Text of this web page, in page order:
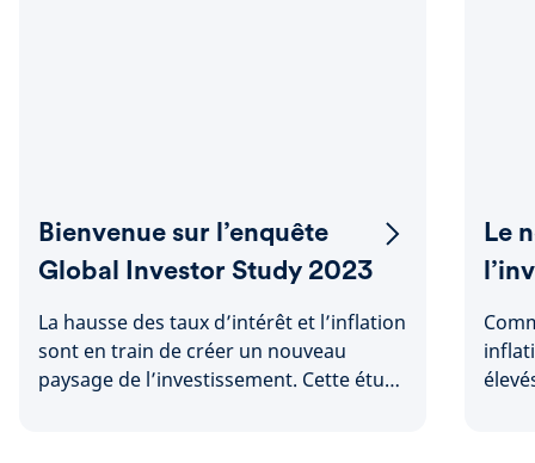
Bienvenue sur l’enquête
Global Investor Study 2023
La hausse des taux d’intérêt et l’inflation
sont en train de créer un nouveau
paysage de l’investissement. Cette étude
Le